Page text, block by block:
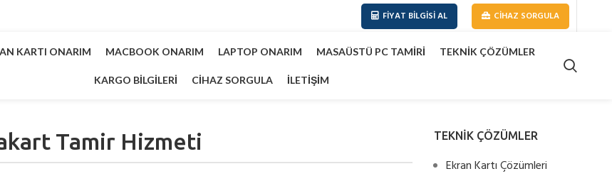
FIYAT BILGISI AL CIHAZ SORGULA
KARTI ONARIM MACBOOK ONARIM LAPTOP ONARIM MASAÜSTÜ PC TAMIRI TEKNIK ÇÖZÜMLER
KARGO BILGILERI CIHAZ SORGULA İLETIŞIM
Tamir Hizmeti TEKNİK ÇÖZÜMLER
Ekran Kartı Çözümleri